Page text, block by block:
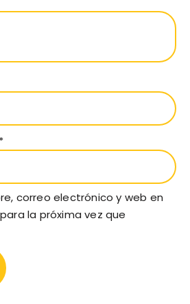
*
correo electrónico y web en
la próxima vez que